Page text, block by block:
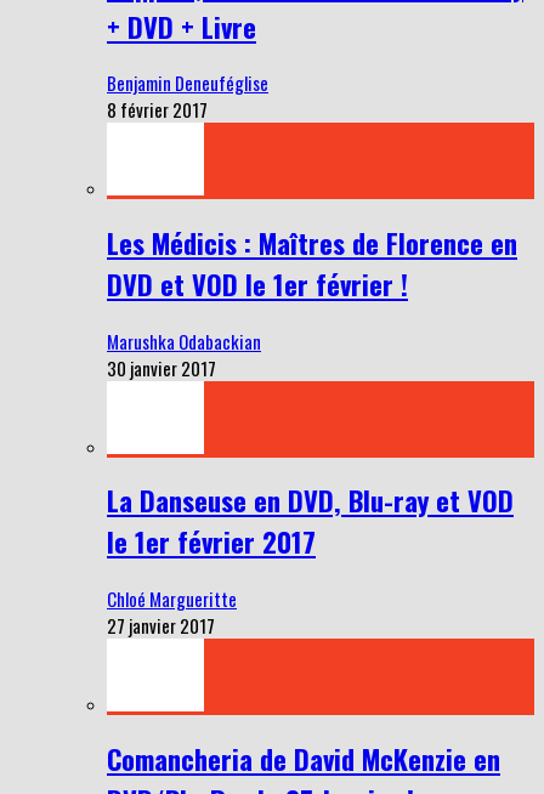
+ DVD + Livre
Benjamin Deneuféglise
8 février 2017
Les Médicis : Maîtres de Florence en
DVD et VOD le 1er février !
Marushka Odabackian
30 janvier 2017
La Danseuse en DVD, Blu-ray et VOD
le 1er février 2017
Chloé Margueritte
27 janvier 2017
Comancheria de David McKenzie en